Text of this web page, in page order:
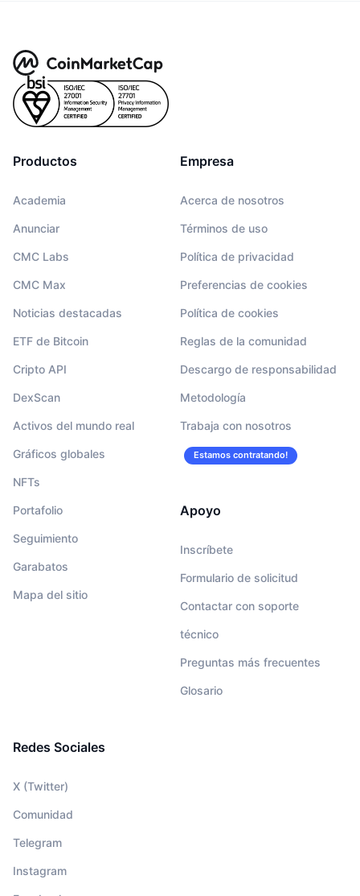
Productos
Academia
Anunciar
CMC Labs
CMC Max
Noticias destacadas
ETF de Bitcoin
Cripto API
DexScan
Activos del mundo real
Gráficos globales
NFTs
Portafolio
Seguimiento
Garabatos
Mapa del sitio
Empresa
Acerca de nosotros
Términos de uso
Política de privacidad
Preferencias de cookies
Política de cookies
Reglas de la comunidad
Descargo de responsabilidad
Metodología
Trabaja con nosotros
Estamos contratando!
Apoyo
Inscríbete
Formulario de solicitud
Contactar con soporte
técnico
Preguntas más frecuentes
Glosario
Redes Sociales
X (Twitter)
Comunidad
Telegram
Instagram